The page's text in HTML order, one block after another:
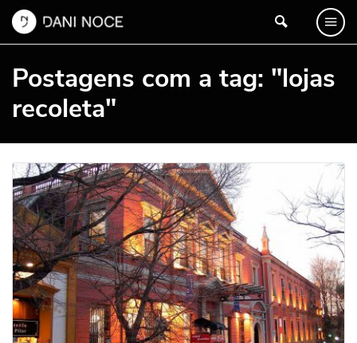
Postagens com a tag: "lojas
recoleta"